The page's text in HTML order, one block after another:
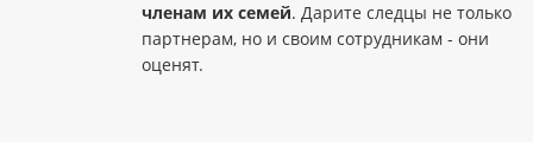
членам их семей. Дарите следцы не только
партнерам, но и своим сотрудникам - они
оценят.